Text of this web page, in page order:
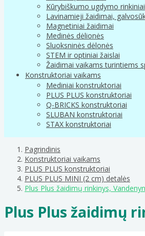
Kūrybiškumo ugdymo rinkiniai
Lavinamieji žaidimai,
Magnetiniai žaidimai
Medinės dėlionės
Sluoksninės dėlonės
STEM ir optiniai žaislai
Žaidimai vaikams turintiems
Konstruktoriai vaikams
Mediniai konstruktoriai
PLUS PLUS konstruktoriai
Q-BRICKS konstruktoriai
SLUBAN konstruktoriai
STAX konstruktoriai
Pagrindinis
Konstruktoriai vaikams
PLUS PLUS konstruktoriai
PLUS PLUS MINI (2 cm) detalės
Plus Plus žaidimų rinkinys,
Plus Plus žaidimų